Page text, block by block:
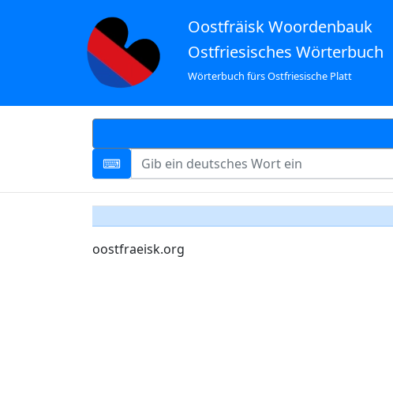
Oostfräisk Woordenbauk
Ostfriesisches Wörterbuch
Wörterbuch fürs Ostfriesische Platt
oostfraeisk.org